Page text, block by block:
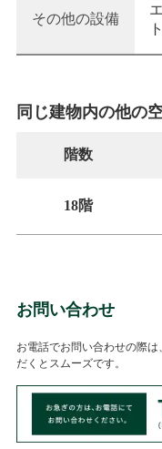
その他の設備
同じ建物内の他の
階数
18階
お問い合わせ
お電話でお問い合わせの際は、
だくとスムーズです。